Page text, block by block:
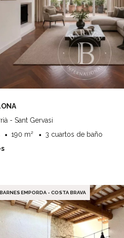
- Sant Gervasi
190 m²
3 cuartos de baño
EMPORDA - COSTA BRAVA